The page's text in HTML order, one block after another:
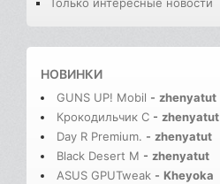
Только интересные новости
НОВИНКИ
GUNS UP! Mobil - zhenyatut
Крокодильчик С - zhenyatut
Day R Premium. - zhenyatut
Black Desert M - zhenyatut
ASUS GPUTweak - Kheyoka